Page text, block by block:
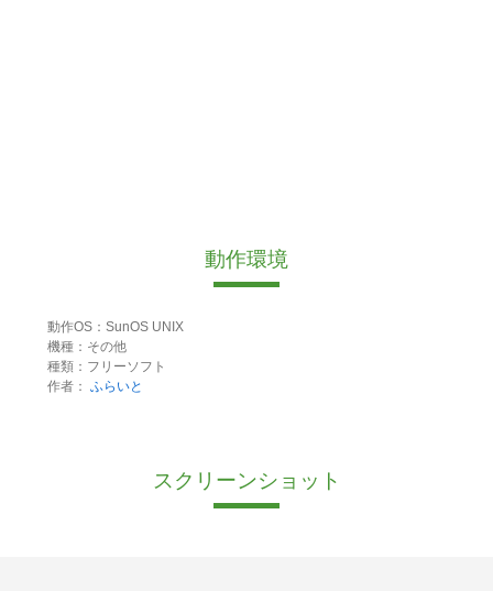
動作環境
動作OS：SunOS UNIX
機種：その他
種類：フリーソフト
作者： ふらいと
スクリーンショット